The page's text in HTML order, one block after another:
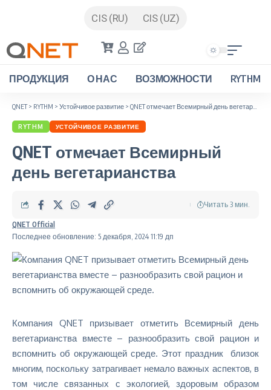
CIS (RU) CIS (UZ)
ПРОДУКЦИЯ О НАС ВОЗМОЖНОСТИ RYTHM
QNET> RYTHM > Устойчивое развитие > QNET отмечает Всемирный день вегетарианства
RYTHM УСТОЙЧИВОЕ РАЗВИТИЕ
QNET отмечает Всемирный
день вегетарианства
Последнее обновление: 5 декабря, 2024 11:19 дп
QNET Official
Читать 3 мин.
Компания QNET призывает отметить Всемирный день
вегетарианства вместе – разнообразить свой рацион и
вспомнить об окружающей среде. Этот праздник близок
многим, поскольку затрагивает немало важных аспектов, в
том числе связанных с экологией, здоровым образом